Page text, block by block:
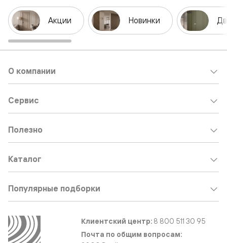
Акции Новинки
О компании
Сервис
Полезно
Каталог
Популярные подборки
Клиентский центр: 8 800 511 30 95
Почта по общим вопросам: